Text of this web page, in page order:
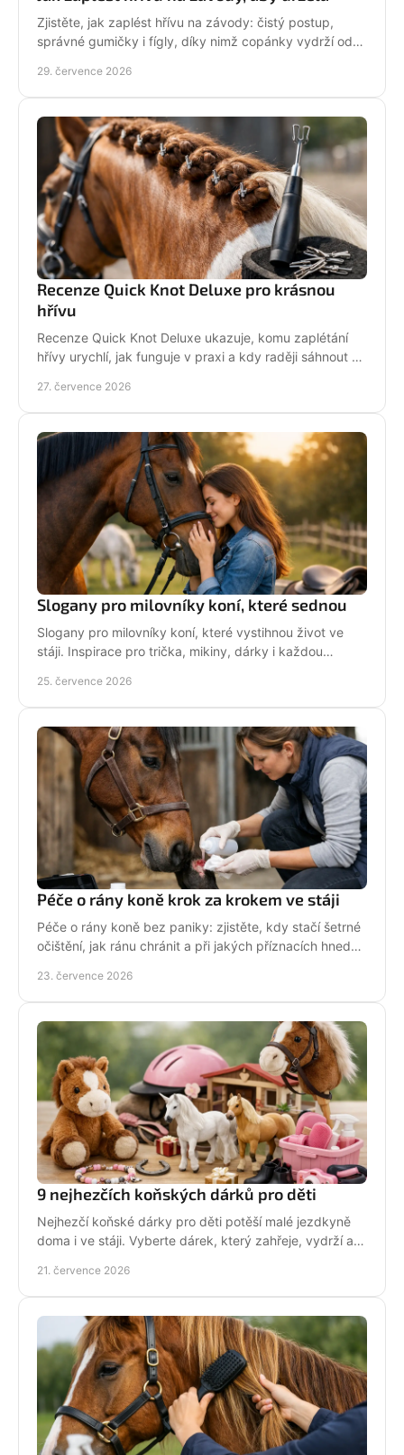
Zjistěte, jak zaplést hřívu na závody: čistý postup,
správné gumičky i fígly, díky nimž copánky vydrží od
29. července 2026
Recenze Quick Knot Deluxe pro krásnou
hřívu
Recenze Quick Knot Deluxe ukazuje, komu zaplétání
hřívy urychlí, jak funguje v praxi a kdy raději sáhnout po
27. července 2026
Slogany pro milovníky koní, které sednou
Slogany pro milovníky koní, které vystihnou život ve
stáji. Inspirace pro trička, mikiny, dárky i každou
25. července 2026
Péče o rány koně krok za krokem ve stáji
Péče o rány koně bez paniky: zjistěte, kdy stačí šetrné
očištění, jak ránu chránit a při jakých příznacích hned
23. července 2026
9 nejhezčích koňských dárků pro děti
Nejhezčí koňské dárky pro děti potěší malé jezdkyně
doma i ve stáji. Vyberte dárek, který zahřeje, vydrží a
21. července 2026